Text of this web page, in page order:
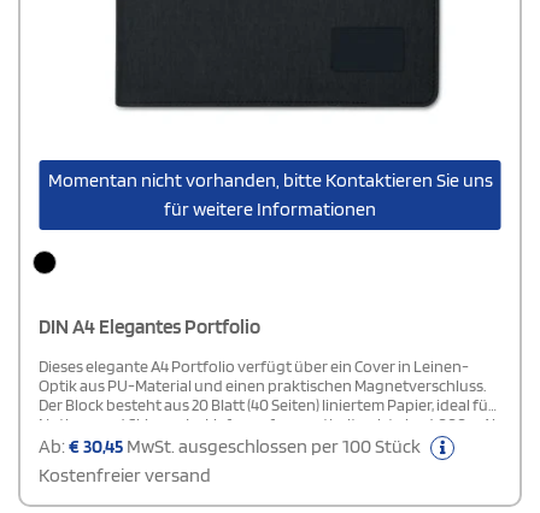
Momentan nicht vorhanden, bitte Kontaktieren Sie uns
für weitere Informationen
DIN A4 Elegantes Portfolio
Dieses elegante A4 Portfolio verfügt über ein Cover in Leinen-
Optik aus PU-Material und einen praktischen Magnetverschluss.
Der Block besteht aus 20 Blatt (40 Seiten) liniertem Papier, ideal für
Notizen und Skizzen. Im Lieferumfang enthalten ist eine 4000 mAh
Powerbank sowie ein Mikro-USB-Kabel/Typ C, damit Sie Ihre
Geräte unterwegs aufladen können.Das Portfolio bietet zusätzlich
eine Smartphone- / Tablet-Halterung, Kreditkarten-Steckfächer
und eine Stiftschlaufe für Ihre Schreibutensilien. Auf der
Ab:€30,45 MwSt. ausgeschlossen per 100 Stück
Kostenfreier versand